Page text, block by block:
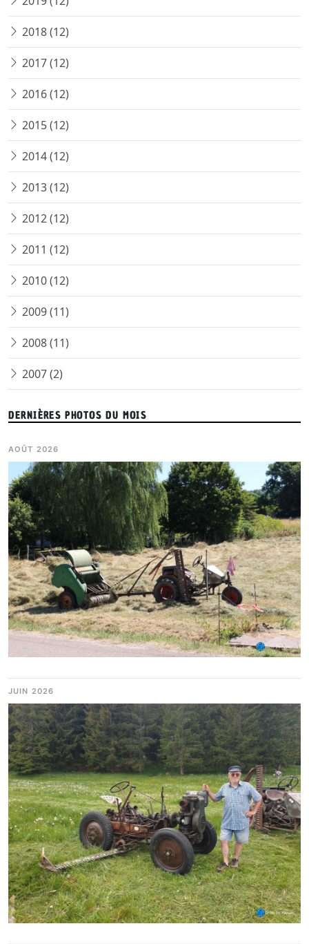
2018 (12)
2017 (12)
2016 (12)
2015 (12)
2014 (12)
2013 (12)
2012 (12)
2011 (12)
2010 (12)
2009 (11)
2008 (11)
2007 (2)
DERNIÈRES PHOTOS DU MOIS
AOÛT 2026
JUIN 2026